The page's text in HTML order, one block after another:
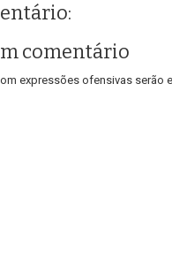
comentário
expressões ofensivas serão